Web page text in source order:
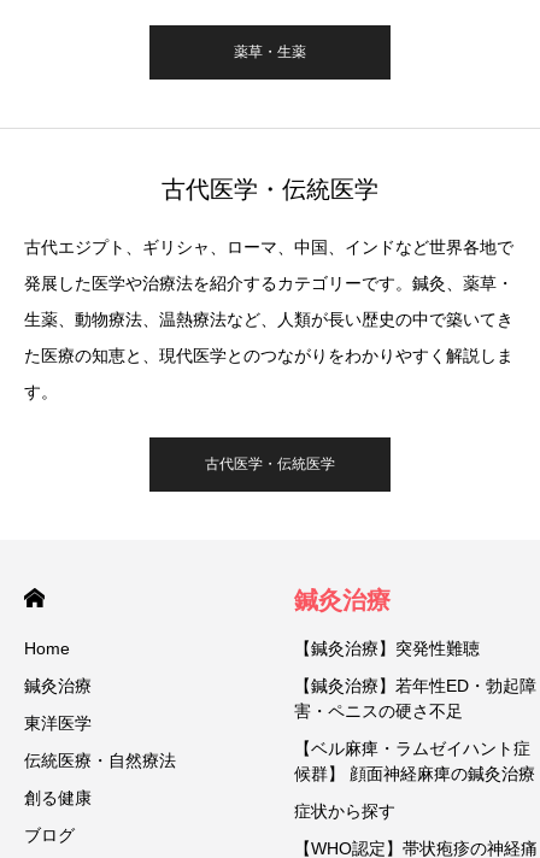
薬草・生薬
古代医学・伝統医学
古代エジプト、ギリシャ、ローマ、中国、インドなど世界各地で
発展した医学や治療法を紹介するカテゴリーです。鍼灸、薬草・
生薬、動物療法、温熱療法など、人類が長い歴史の中で築いてき
た医療の知恵と、現代医学とのつながりをわかりやすく解説しま
す。
古代医学・伝統医学
Home
鍼灸治療
東洋医学
伝統医療・自然療法
創る健康
ブログ
鍼灸治療
【鍼灸治療】突発性難聴
【鍼灸治療】若年性ED・勃起障
害・ペニスの硬さ不足
【ベル麻痺・ラムゼイハント症
候群】 顔面神経麻痺の鍼灸治療
症状から探す
【WHO認定】帯状疱疹の神経痛